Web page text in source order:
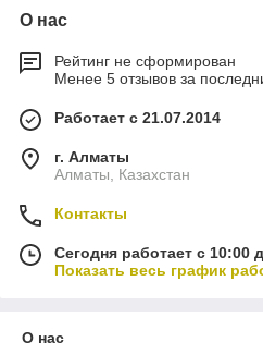
О нас
Рейтинг не сформирован
Менее 5 отзывов за
Работает с 21.07.2014
г. Алматы
Алматы, Казахстан
Контакты
Сегодня работает с 10:00
Показать весь график
О нас